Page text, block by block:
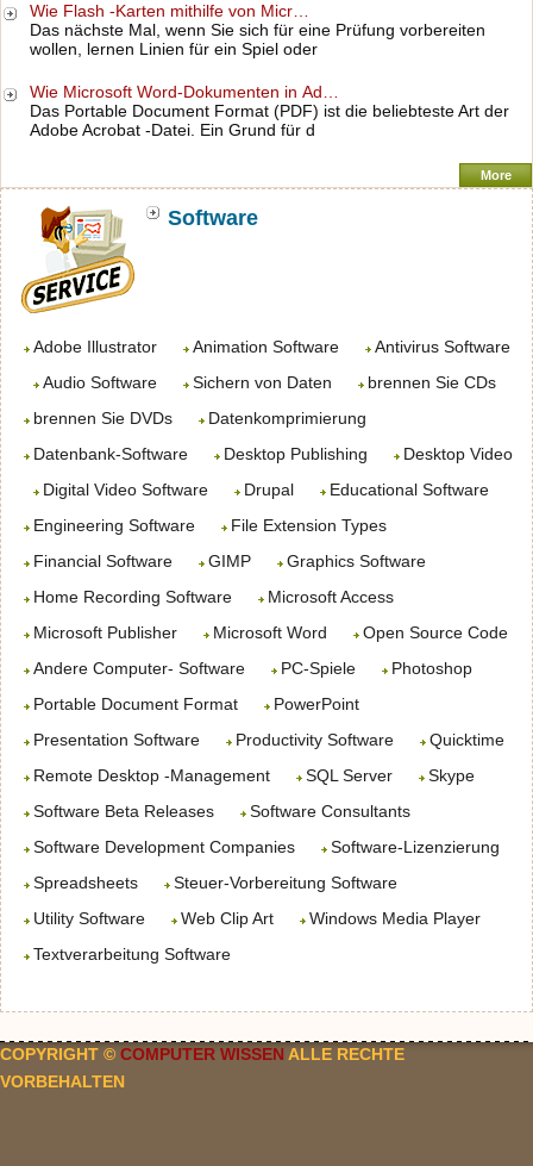
Wie Flash -Karten mithilfe von Micr…
Das nächste Mal, wenn Sie sich für eine Prüfung vorbereiten
wollen, lernen Linien für ein Spiel oder
Wie Microsoft Word-Dokumenten in Ad…
Das Portable Document Format (PDF) ist die beliebteste Art der
Adobe Acrobat -Datei. Ein Grund für d
More
Software
Adobe Illustrator Animation Software
Antivirus Software
Audio Software
Sichern von Daten
brennen Sie CDs
brennen Sie DVDs
Datenkomprimierung
Datenbank-Software
Desktop Publishing
Desktop Video
Digital Video Software
Drupal
Educational Software
Engineering Software
File Extension Types
Financial Software
GIMP
Graphics Software
Home Recording Software
Microsoft Access
Microsoft Publisher
Microsoft Word
Open Source Code
Andere Computer- Software
PC-Spiele
Photoshop
Portable Document Format
PowerPoint
Presentation Software
Productivity Software
Quicktime
Remote Desktop -Management
SQL Server
Skype
Software Beta Releases
Software Consultants
Software Development Companies
Software-Lizenzierung
Spreadsheets
Steuer-Vorbereitung Software
Utility Software
Web Clip Art
Windows Media Player
Textverarbeitung Software
COPYRIGHT © COMPUTER WISSEN ALLE RECHTE
VORBEHALTEN